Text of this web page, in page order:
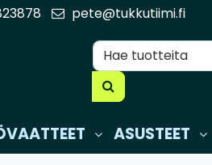
pete@tukkutiimi.fi
ASUSTEET